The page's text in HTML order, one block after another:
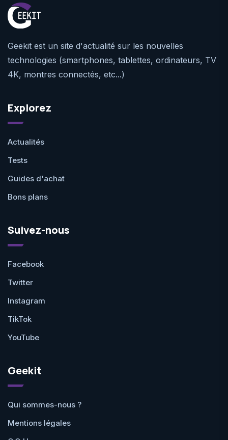
Geekit est un site d'actualité sur les nouvelles
technologies (smartphones, tablettes, ordinateurs, TV
4K, montres connectés, etc...)
Explorez
Actualités
Tests
Guides d'achat
Bons plans
Suivez-nous
Facebook
Twitter
Instagram
TikTok
YouTube
Geekit
Qui sommes-nous ?
Mentions légales